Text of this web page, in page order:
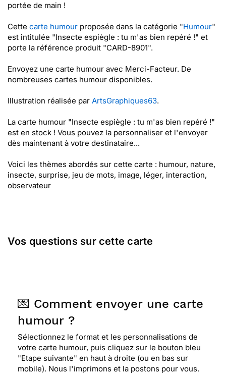
portée de main !
Cette carte humour proposée dans la catégorie "Humour"
est intitulée "Insecte espiègle : tu m'as bien repéré !" et
porte la référence produit "CARD-8901".
Envoyez une carte humour avec Merci-Facteur. De
nombreuses cartes humour disponibles.
Illustration réalisée par ArtsGraphiques63.
La carte humour "Insecte espiègle : tu m'as bien repéré !"
est en stock ! Vous pouvez la personnaliser et l'envoyer
dès maintenant à votre destinataire...
Voici les thèmes abordés sur cette carte : humour, nature,
insecte, surprise, jeu de mots, image, léger, interaction,
observateur
Vos questions sur cette carte
💌 Comment envoyer une carte
humour ?
Sélectionnez le format et les personnalisations de
votre carte humour, puis cliquez sur le bouton bleu
"Etape suivante" en haut à droite (ou en bas sur
mobile). Nous l'imprimons et la postons pour vous.